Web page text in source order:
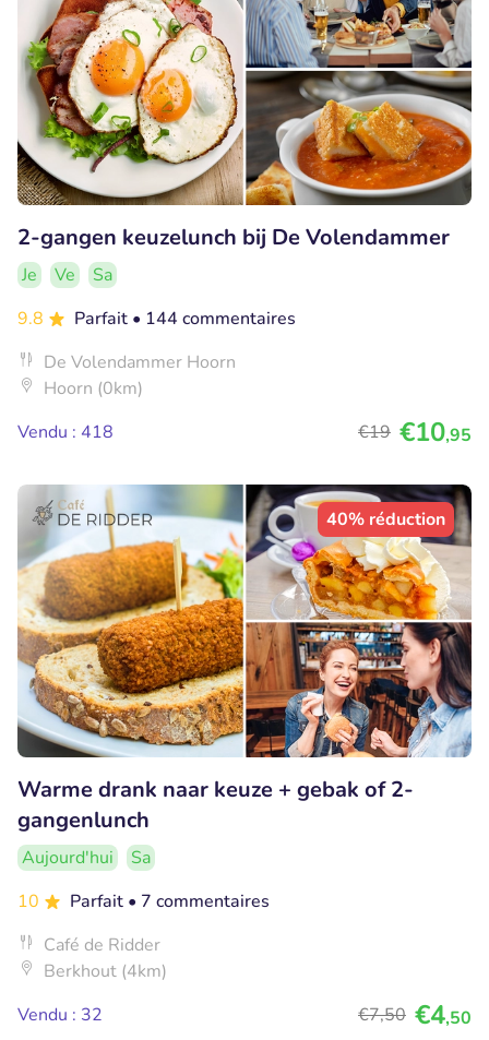
2-gangen keuzelunch bij De Volendammer
Je Ve
Sa
9.8
Parfait • 144 commentaires
De Volendammer Hoorn
Hoorn (0km)
Vendu : 418
€19 €10,95
40% réduction
Warme drank naar keuze + gebak of 2-
gangenlunch
Aujourd'hui
Sa
10
Parfait • 7 commentaires
Café de Ridder
Berkhout (4km)
Vendu : 32
€7,50 €4,50